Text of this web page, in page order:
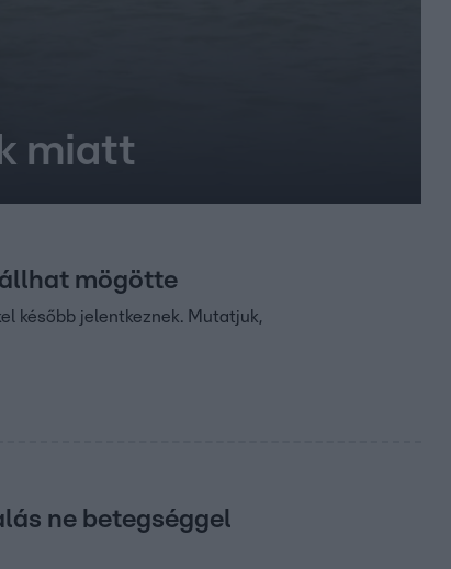
miatt
állhat mögötte
később jelentkeznek. Mutatjuk,
ne betegséggel